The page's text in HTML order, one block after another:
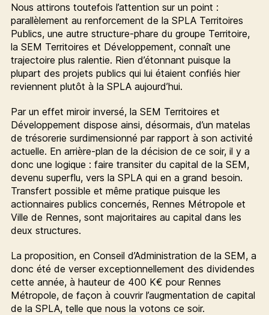
Nous attirons toutefois l’attention sur un point :
parallèlement au renforcement de la SPLA Territoires
Publics, une autre structure-phare du groupe Territoire,
la SEM Territoires et Développement, connaît une
trajectoire plus ralentie. Rien d’étonnant puisque la
plupart des projets publics qui lui étaient confiés hier
reviennent plutôt à la SPLA aujourd’hui.
Par un effet miroir inversé, la SEM Territoires et
Développement dispose ainsi, désormais, d’un matelas
de trésorerie surdimensionné par rapport à son activité
actuelle. En arrière-plan de la décision de ce soir, il y a
donc une logique : faire transiter du capital de la SEM,
devenu superflu, vers la SPLA qui en a grand besoin.
Transfert possible et même pratique puisque les
actionnaires publics concernés, Rennes Métropole et
Ville de Rennes, sont majoritaires au capital dans les
deux structures.
La proposition, en Conseil d’Administration de la SEM, a
donc été de verser exceptionnellement des dividendes
cette année, à hauteur de 400 K€ pour Rennes
Métropole, de façon à couvrir l’augmentation de capital
de la SPLA, telle que nous la votons ce soir.